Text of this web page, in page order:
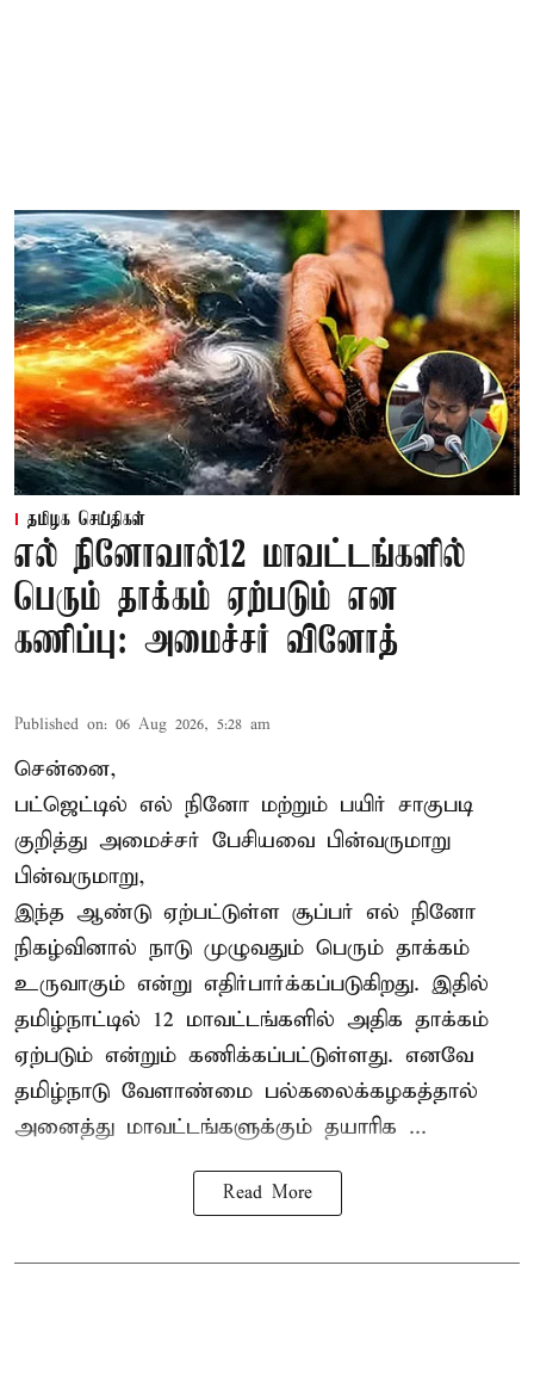
தமிழக செய்திகள்
எல் நினோவால்12 மாவட்டங்களில்
பெரும் தாக்கம் ஏற்படும் என
கணிப்பு: அமைச்சர் வினோத்
Published on: 06 Aug 2026, 5:28 am
சென்னை,
பட்ஜெட்டில் எல் நினோ மற்றும் பயிர் சாகுபடி
குறித்து அமைச்சர் பேசியவை பின்வருமாறு
பின்வருமாறு,
இந்த ஆண்டு ஏற்பட்டுள்ள சூப்பர் எல் நினோ
நிகழ்வினால் நாடு முழுவதும் பெரும் தாக்கம்
உருவாகும் என்று எதிர்பார்க்கப்படுகிறது. இதில்
தமிழ்நாட்டில் 12 மாவட்டங்களில் அதிக தாக்கம்
ஏற்படும் என்றும் கணிக்கப்பட்டுள்ளது. எனவே
தமிழ்நாடு வேளாண்மை பல்கலைக்கழகத்தால்
அனைத்து மாவட்டங்களுக்கும் தயாரிக ...
Read More